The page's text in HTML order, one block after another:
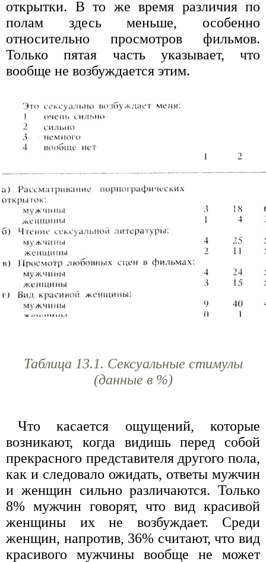
открытки. В то же время различия по
полам здесь меньше, особенно
относительно просмотров фильмов.
Только пятая часть указывает, что
вообще не возбуждается этим.
Таблица 13.1. Сексуальные стимулы
(данные в %)
Что касается ощущений, которые
возникают, когда видишь перед собой
прекрасного представителя другого пола,
как и следовало ожидать, ответы мужчин
и женщин сильно различаются. Только
8% мужчин говорят, что вид красивой
женщины их не возбуждает. Среди
женщин, напротив, 36% считают, что вид
красивого мужчины вообще не может